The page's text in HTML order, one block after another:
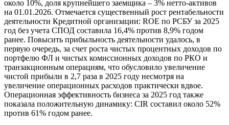
около 10%, доля крупнейшего заемщика – 3% нетто-активов
на 01.01.2026. Отмечается существенный рост рентабельности
деятельности Кредитной организации: ROE по РСБУ за 2025
год без учета СПОД составила 16,4% против 8,9% годом
ранее. Повысить прибыльность деятельности удалось, в
первую очередь, за счет роста чистых процентных доходов по
портфелю ФЛ и чистых комиссионных доходов по РКО и
транзакционным операциям, что обусловило увеличение
чистой прибыли в 2,7 раза в 2025 году несмотря на
увеличение операционных расходов практически вдвое.
Операционная эффективность бизнеса за 2025 год также
показала положительную динамику: CIR составил около 52%
против 61% годом ранее.